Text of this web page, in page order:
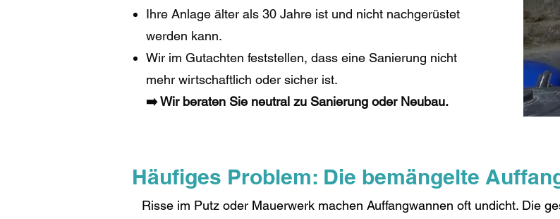
Ihre Anlage älter als 30 Jahre ist und nicht nachgerüstet
werden kann.
Wir im Gutachten feststellen, dass eine Sanierung nicht
mehr wirtschaftlich oder sicher ist.
➡️ Wir beraten Sie neutral zu Sanierung oder Neubau.
Häufiges Problem: Die bemängelte
Risse im Putz oder Mauerwerk machen Auffangwannen oft undicht. Die